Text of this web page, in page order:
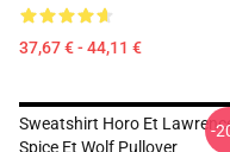
37,67 € - 44,11 €
Sweatshirt Horo Et
Spice Et Wolf Pullover
-